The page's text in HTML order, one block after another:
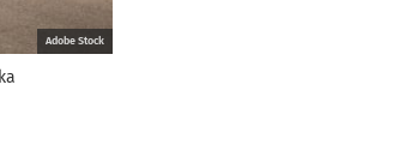
Adobe Stock